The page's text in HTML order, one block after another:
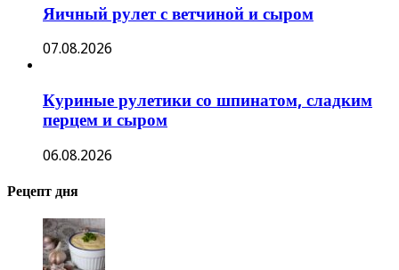
Яичный рулет с ветчиной и сыром
07.08.2026
Куриные рулетики со шпинатом, сладким
перцем и сыром
06.08.2026
Рецепт дня